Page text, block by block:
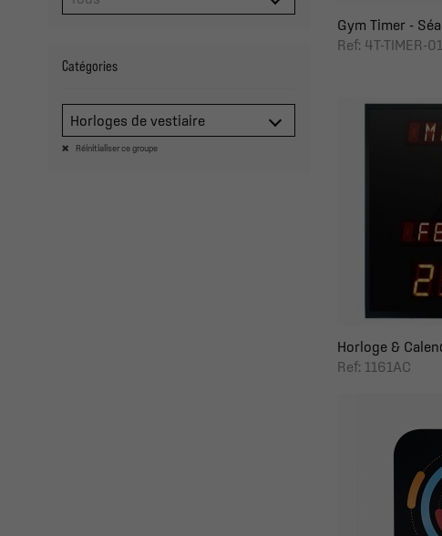
Catégories
Horloges de vestiaire
Réinitialiser ce groupe
Gym Timer -
Ref: 4T-TIMER-01
Horloge &
Ref: 1161AC